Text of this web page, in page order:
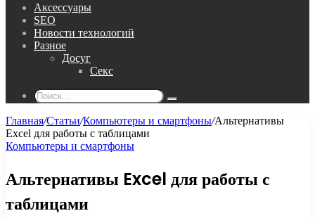
Аксессуары
SEO
Новости технологий
Разное
Досуг
Секс
Поиск...
Главная/Статьи/Компьютеры и смартфоны/Альтернативы
Excel для работы с таблицами
Компьютеры и смартфоны
Альтернативы Excel для работы с
таблицами